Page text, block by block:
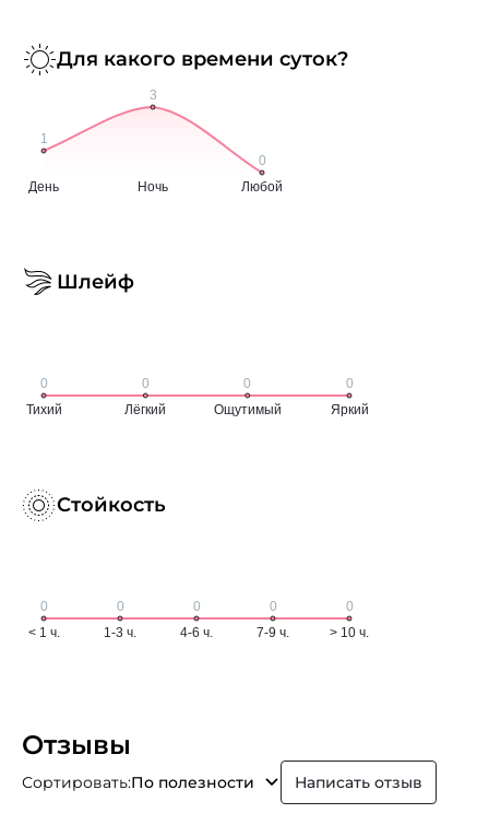
Для какого времени суток?
Шлейф
Стойкость
Отзывы
Сортировать:По полезности Написать отзыв